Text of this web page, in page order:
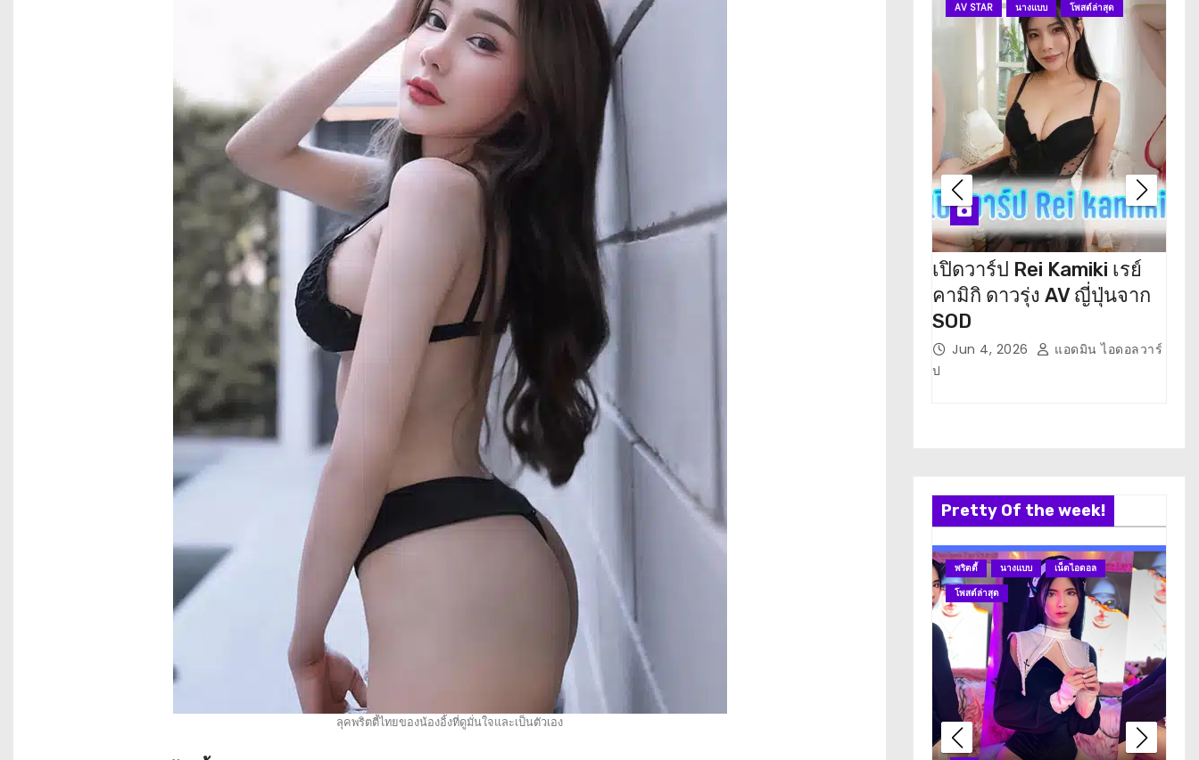
ลุคพริตตี้ไทยของน้องอิ้งที่ดูมั่นใจและเป็นตัวเอง
AV STAR นางแบบ โพสต์ล่าสุด
เปิดวาร์ป Rei Kamiki เรย์
คามิกิ ดาวรุ่ง AV ญี่ปุ่นจาก
SOD
Jun 4, 2026
แอดมิน ไอดอลวาร์
ป
Pretty Of the week!
พริตตี้ นางแบบ
เน็ตไอดอล
โพสต์ล่าสุด